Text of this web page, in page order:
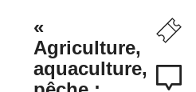
«
Agriculture,
aquaculture,